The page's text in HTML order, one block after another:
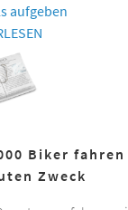
aufgeben
Biker fahren
Zweck